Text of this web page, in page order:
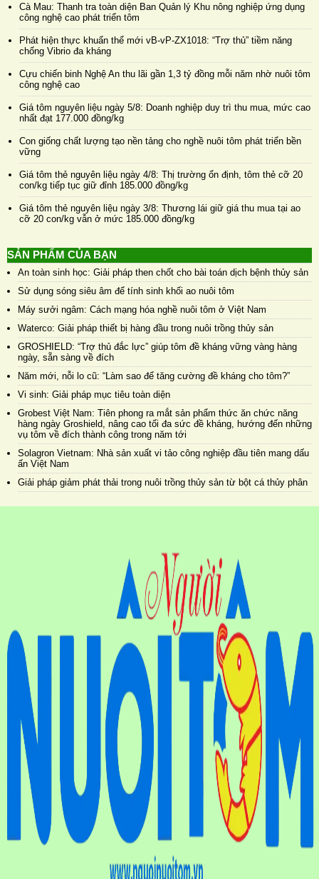
Cà Mau: Thanh tra toàn diện Ban Quản lý Khu nông nghiệp ứng dụng
công nghệ cao phát triển tôm
Phát hiện thực khuẩn thể mới vB-vP-ZX1018: “Trợ thủ” tiềm năng
chống Vibrio đa kháng
Cựu chiến binh Nghệ An thu lãi gần 1,3 tỷ đồng mỗi năm nhờ nuôi tôm
công nghệ cao
Giá tôm nguyên liệu ngày 5/8: Doanh nghiệp duy trì thu mua, mức cao
nhất đạt 177.000 đồng/kg
Con giống chất lượng tạo nền tảng cho nghề nuôi tôm phát triển bền
vững
Giá tôm thẻ nguyên liệu ngày 4/8: Thị trường ổn định, tôm thẻ cỡ 20
con/kg tiếp tục giữ đỉnh 185.000 đồng/kg
Giá tôm thẻ nguyên liệu ngày 3/8: Thương lái giữ giá thu mua tại ao
cỡ 20 con/kg vẫn ở mức 185.000 đồng/kg
SẢN PHẨM CỦA BẠN
An toàn sinh học: Giải pháp then chốt cho bài toán dịch bệnh thủy sản
Sử dụng sóng siêu âm để tính sinh khối ao nuôi tôm
Máy sưởi ngâm: Cách mạng hóa nghề nuôi tôm ở Việt Nam
Waterco: Giải pháp thiết bị hàng đầu trong nuôi trồng thủy sản
GROSHIELD: “Trợ thủ đắc lực” giúp tôm đề kháng vững vàng hàng
ngày, sẵn sàng về đích
Năm mới, nỗi lo cũ: “Làm sao để tăng cường đề kháng cho tôm?”
Vi sinh: Giải pháp mục tiêu toàn diện
Grobest Việt Nam: Tiên phong ra mắt sản phẩm thức ăn chức năng
hàng ngày Groshield, nâng cao tối đa sức đề kháng, hướng đến những
vụ tôm về đích thành công trong năm tới
Solagron Vietnam: Nhà sản xuất vi tảo công nghiệp đầu tiên mang dấu
ấn Việt Nam
Giải pháp giảm phát thải trong nuôi trồng thủy sản từ bột cá thủy phân